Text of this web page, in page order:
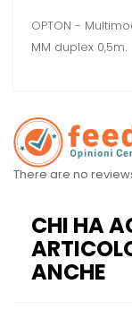
OPTON -
MM duplex 0,5m.
There are no
CHI HA
ANCHE